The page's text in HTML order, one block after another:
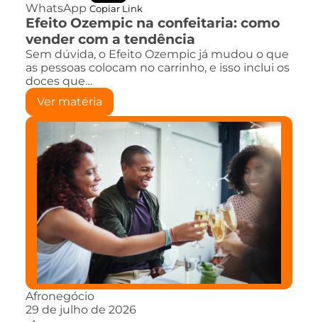
WhatsApp Copiar Link
Efeito Ozempic na confeitaria: como
vender com a tendência
Sem dúvida, o Efeito Ozempic já mudou o que
as pessoas colocam no carrinho, e isso inclui os
doces que…
Ver matéria
Afronegócio
29 de julho de 2026